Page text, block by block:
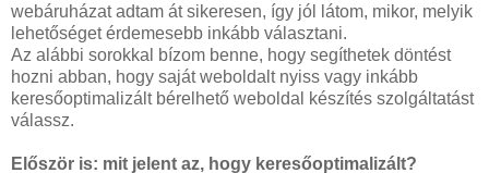
webáruházat adtam át sikeresen, így jól látom, mikor, melyik
lehetőséget érdemesebb inkább választani.
Az alábbi sorokkal bízom benne, hogy segíthetek döntést
hozni abban, hogy saját weboldalt nyiss vagy inkább
keresőoptimalizált bérelhető weboldal készítés szolgáltatást
válassz.
Először is: mit jelent az, hogy keresőoptimalizált?